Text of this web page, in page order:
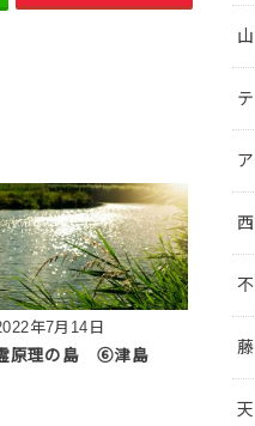
年7月14日
原理の島 ⑥津島